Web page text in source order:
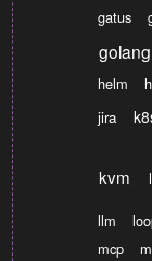
gatus
golang
helm
jira
kvm
llm
mcp